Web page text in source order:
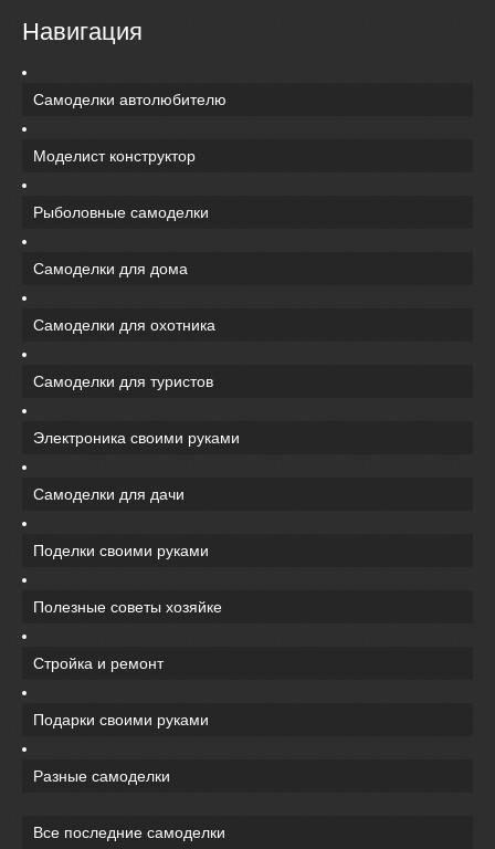
Навигация
Самоделки автолюбителю
Моделист конструктор
Рыболовные самоделки
Самоделки для дома
Самоделки для охотника
Самоделки для туристов
Электроника своими руками
Самоделки для дачи
Поделки своими руками
Полезные советы хозяйке
Стройка и ремонт
Подарки своими руками
Разные самоделки
Все последние самоделки